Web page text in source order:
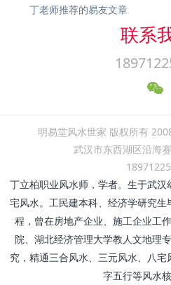
丁老师推荐的易友文章
联系
明易堂风水世家 版权所有
武汉市东西湖区沿海
丁立柏职业风水师，学者。生于武
宅风水。工民建本科、经济学研究
程，曾在房地产企业、施工企业工
院、湖北经济管理大学教人文地理
究，精通三合风水、三元风水、八
字五行等风水核